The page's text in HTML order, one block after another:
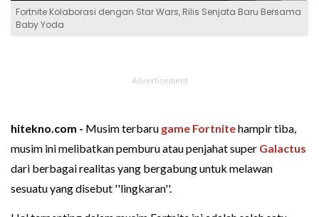
Fortnite Kolaborasi dengan Star Wars, Rilis Senjata Baru Bersama
Baby Yoda
hitekno.com - Musim terbaru game Fortnitehampir tiba,
musim ini melibatkan pemburu atau penjahat super Galactus
dari berbagai realitas yang bergabung untuk melawan
sesuatu yang disebut ''lingkaran''.